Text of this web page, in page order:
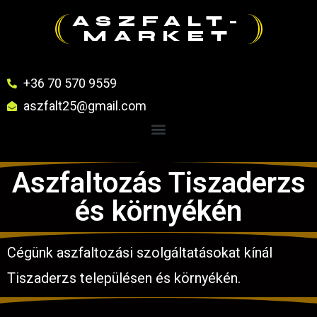
ASZFALT-
MARKET
+36 70 570 9559
aszfalt25@gmail.com
Aszfaltozás Tiszaderzs
és környékén
Cégünk aszfaltozási szolgáltatásokat kínál
Tiszaderzs településen és környékén.